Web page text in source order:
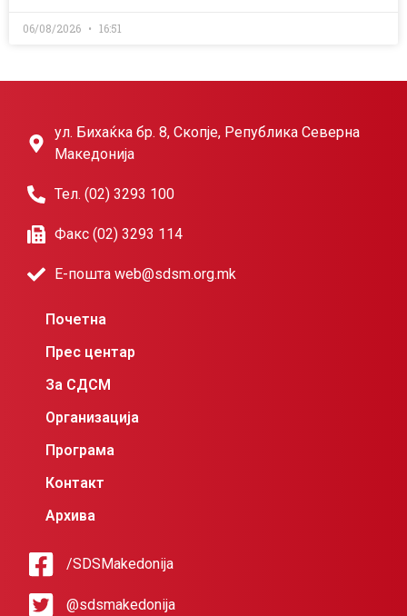
06/08/2026 16:51
ул. Бихаќка бр. 8, Скопје, Република Северна
Македонија
Тел. (02) 3293 100
Факс (02) 3293 114
Е-пошта web@sdsm.org.mk
Почетна
Прес центар
За СДСМ
Организација
Програма
Контакт
Архива
/SDSMakedonija
@sdsmakedonija